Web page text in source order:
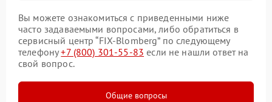
Вы можете ознакомиться с приведенными ниже
часто задаваемыми вопросами, либо обратиться в
сервисный центр “FIX-Blomberg” по следующему
телефону+7 (800) 301-55-83 если не нашли ответ на
свой вопрос.
Общие вопросы